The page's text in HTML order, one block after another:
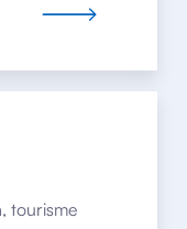
tourisme